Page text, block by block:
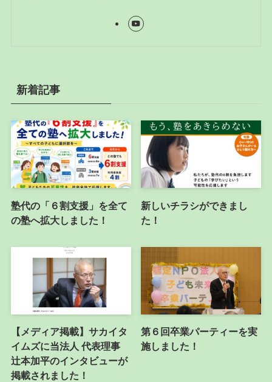
新着記事
塾代の「６割支援」を全て
の塾へ拡大しました！
新しいチラシができまし
た！
【メディア掲載】サカイタ
イムズに当法人 代表理事
辻本加平のインタビューが
掲載されました！
第６回卒業パーティーを実
施しました！